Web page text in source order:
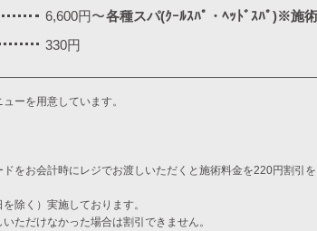
6,600円〜各種スパ(ｸｰﾙｽﾊﾟ・ﾍｯﾄﾞｽﾊﾟ)※施
330円
ーを用意しています。
をお会計時にレジでお渡しいただくと施術料金を220円割引
除く）実施しております。
ただけなかった場合は割引できません。